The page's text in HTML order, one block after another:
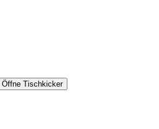
Öffne Tischkicker